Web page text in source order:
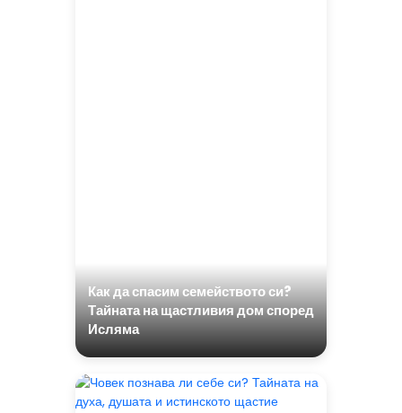
Как да спасим семейството си?
Тайната на щастливия дом според
Исляма